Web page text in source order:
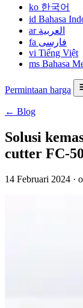
ko 한국어
id Bahasa
ar العربية
fa فارسی
vi Tiếng Việt
ms Bahasa
Permintaan harga
← Blog
Solusi
cutter FC-
14 Februari 2024 ·